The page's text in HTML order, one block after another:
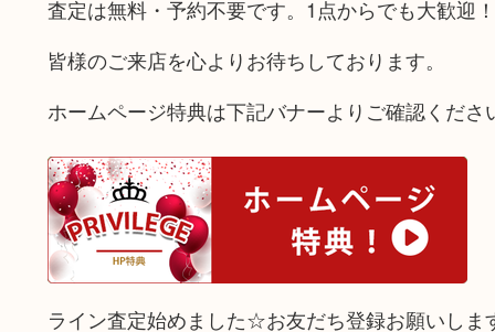
査定は無料・予約不要です。1点からでも大歓迎！
皆様のご来店を心よりお待ちしております。
ホームページ特典は下記バナーよりご確認くださ
ライン査定始めました☆お友だち登録お願いし